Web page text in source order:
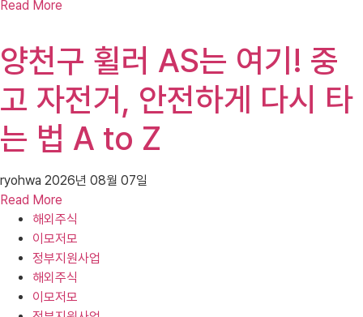
Read More
양천구 휠러 AS는 여기! 중
고 자전거, 안전하게 다시 타
는 법 A to Z
ryohwa 2026년 08월 07일
Read More
해외주식
이모저모
정부지원사업
해외주식
이모저모